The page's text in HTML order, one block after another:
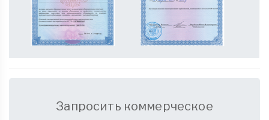
Запросить коммерческое